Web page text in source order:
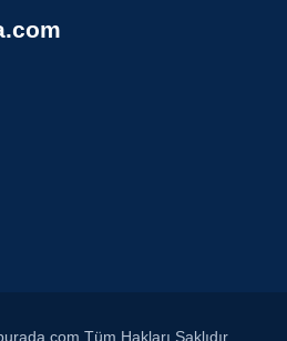
Tüm Hakları Saklıdır.